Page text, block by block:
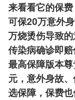
来看看它的保
可保20万意外
万烧烫伤导致
传染病确诊即赔
最高保障版本
元，意外身故
选保障，保费也